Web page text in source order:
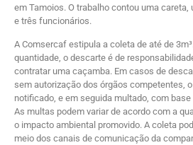
em Tamoios. O trabalho contou uma careta,
e três funcionários.
A Comsercaf estipula a coleta de até de
quantidade, o descarte é de
contratar uma caçamba. Em casos de
sem autorização dos órgãos competentes,
notificado, e em seguida multado, com
As multas podem variar de acordo com a
o impacto ambiental promovido. A coleta
meio dos canais de comunicação da